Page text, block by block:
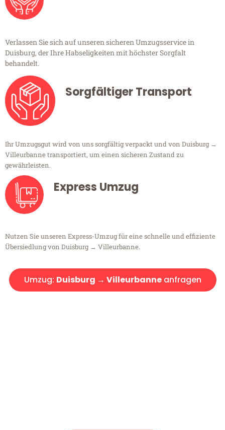
Verlassen Sie sich auf unseren sicheren Umzugsservice in
Duisburg, der Ihre Habseligkeiten mit höchster Sorgfalt
behandelt.
Sorgfältiger Transport
Ihr Umzugsgut wird von uns sorgfältig verpackt und von Duisburg →
Villeurbanne transportiert, um einen sicheren Zustand zu
gewährleisten.
Express Umzug
Nutzen Sie unseren Express-Umzug für eine schnelle und effiziente
Übersiedlung von Duisburg → Villeurbanne.
Umzug: Duisburg → Villeurbanneanfragen